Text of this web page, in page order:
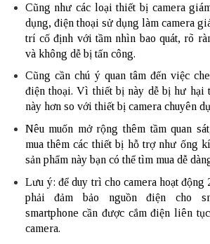
Cũng như các loại thiết bị camera
dụng, điện thoại sử dụng làm camera
trí cố định với tầm nhìn bao quát, rõ
và không dễ bị tấn công.
Cũng cần chú ý quan tâm đến việc
điện thoại. Vì thiết bị này dễ bị hư hại
này hơn so với thiết bị camera chuyên
Nêu muốn mở rộng thêm tầm quan
mua thêm các thiết bị hỗ trợ như ống
sản phẩm này bạn có thể tìm mua dễ
Lưu ý: để duy trì cho camera hoạt động
phải đảm bảo nguồn điện cho
smartphone cần được cắm điện liên
camera.